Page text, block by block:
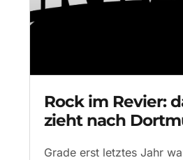
Rock im Revier:
zieht nach
Grade erst letztes Jahr